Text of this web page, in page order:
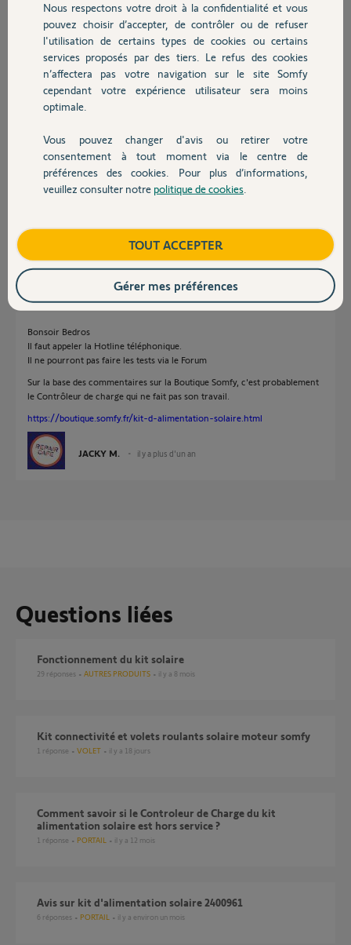
Chauffage
Autres produits
Devis avec un pro
Contact
Que les batteries atteignent péniblement les 10,5 volts chacune
quelque soit la durée de charge et même sans utilisation.
Que la tension relevée en sortie du controleur de charge au moment
ou l'on avait 27 volts au connecteur du panneau solaire, était de 14
Merci d'avance de votre aide.
Bedros
il y a plus d'un an
Réponses
Bonsoir Bedros
Il faut appeler la Hotline téléphonique.
Il ne pourront pas faire les tests via le Forum
Sur la base des commentaires sur la Boutique Somfy, c'est probablement
le Contrôleur de charge qui ne fait pas son travail.
https://boutique.somfy.fr/kit-d-alimentation-solaire.html
JACKY M. il y a plus d'un an
Questions liées
Fonctionnement du kit solaire
29 réponses AUTRES PRODUITS il y a 8 mois
Kit connectivité et volets roulants solaire moteur somfy
1 réponse VOLET il y a 18 jours
Comment savoir si le Controleur de Charge du kit
alimentation solaire est hors service ?
1 réponse PORTAIL il y a 12 mois
avis sur kit d'alimentation solaire 2400961
6 réponses PORTAIL il y a environ un mois
Nous respectons votre droit à la confidentialité et vous
pouvez choisir d’accepter, de contrôler ou de refuser
l'utilisation de certains types de cookies ou certains
services proposés par des tiers. Le refus des cookies
n’affectera pas votre navigation sur le site Somfy
cependant votre expérience utilisateur sera moins
optimale.
Vous pouvez changer d'avis ou retirer votre
consentement à tout moment via le centre de
préférences des cookies. Pour plus d’informations,
veuillez consulter notre politique de cookies
TOUT ACCEPTER
Gérer mes préférences